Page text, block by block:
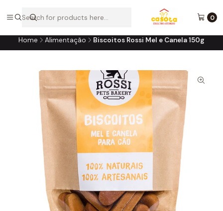
0
A loja online do consultório do seu melhor amigo!
Home Alimentação Biscoitos Rossi Mel e Canela 150g